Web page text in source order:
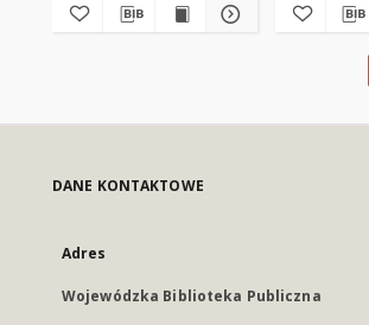
DANE KONTAKTOWE
Adres
Wojewódzka Biblioteka Publiczna